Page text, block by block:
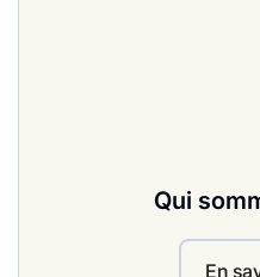
Qui
En